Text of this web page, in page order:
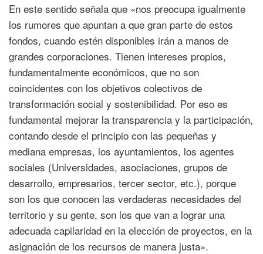
En este sentido señala que «nos preocupa igualmente
los rumores que apuntan a que gran parte de estos
fondos, cuando estén disponibles irán a manos de
grandes corporaciones. Tienen intereses propios,
fundamentalmente económicos, que no son
coincidentes con los objetivos colectivos de
transformación social y sostenibilidad. Por eso es
fundamental mejorar la transparencia y la participación,
contando desde el principio con las pequeñas y
mediana empresas, los ayuntamientos, los agentes
sociales (Universidades, asociaciones, grupos de
desarrollo, empresarios, tercer sector, etc.), porque
son los que conocen las verdaderas necesidades del
territorio y su gente, son los que van a lograr una
adecuada capilaridad en la elección de proyectos, en la
asignación de los recursos de manera justa».